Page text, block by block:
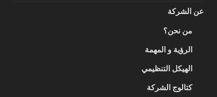
عن الشركة
من نحن؟
الرؤية و المهمة
الهيكل التنظيمي
كتالوج الشركة